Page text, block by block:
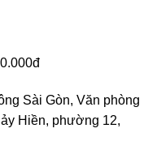
Sài Gòn, Văn phòng
Hiền, phường 12,